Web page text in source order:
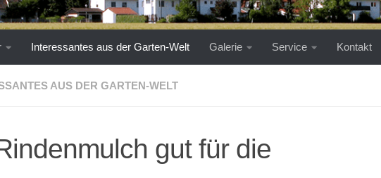
Interessantes aus der Garten-Welt Galerie Service Kontakt
AUS DER GARTEN-WELT
gut für die